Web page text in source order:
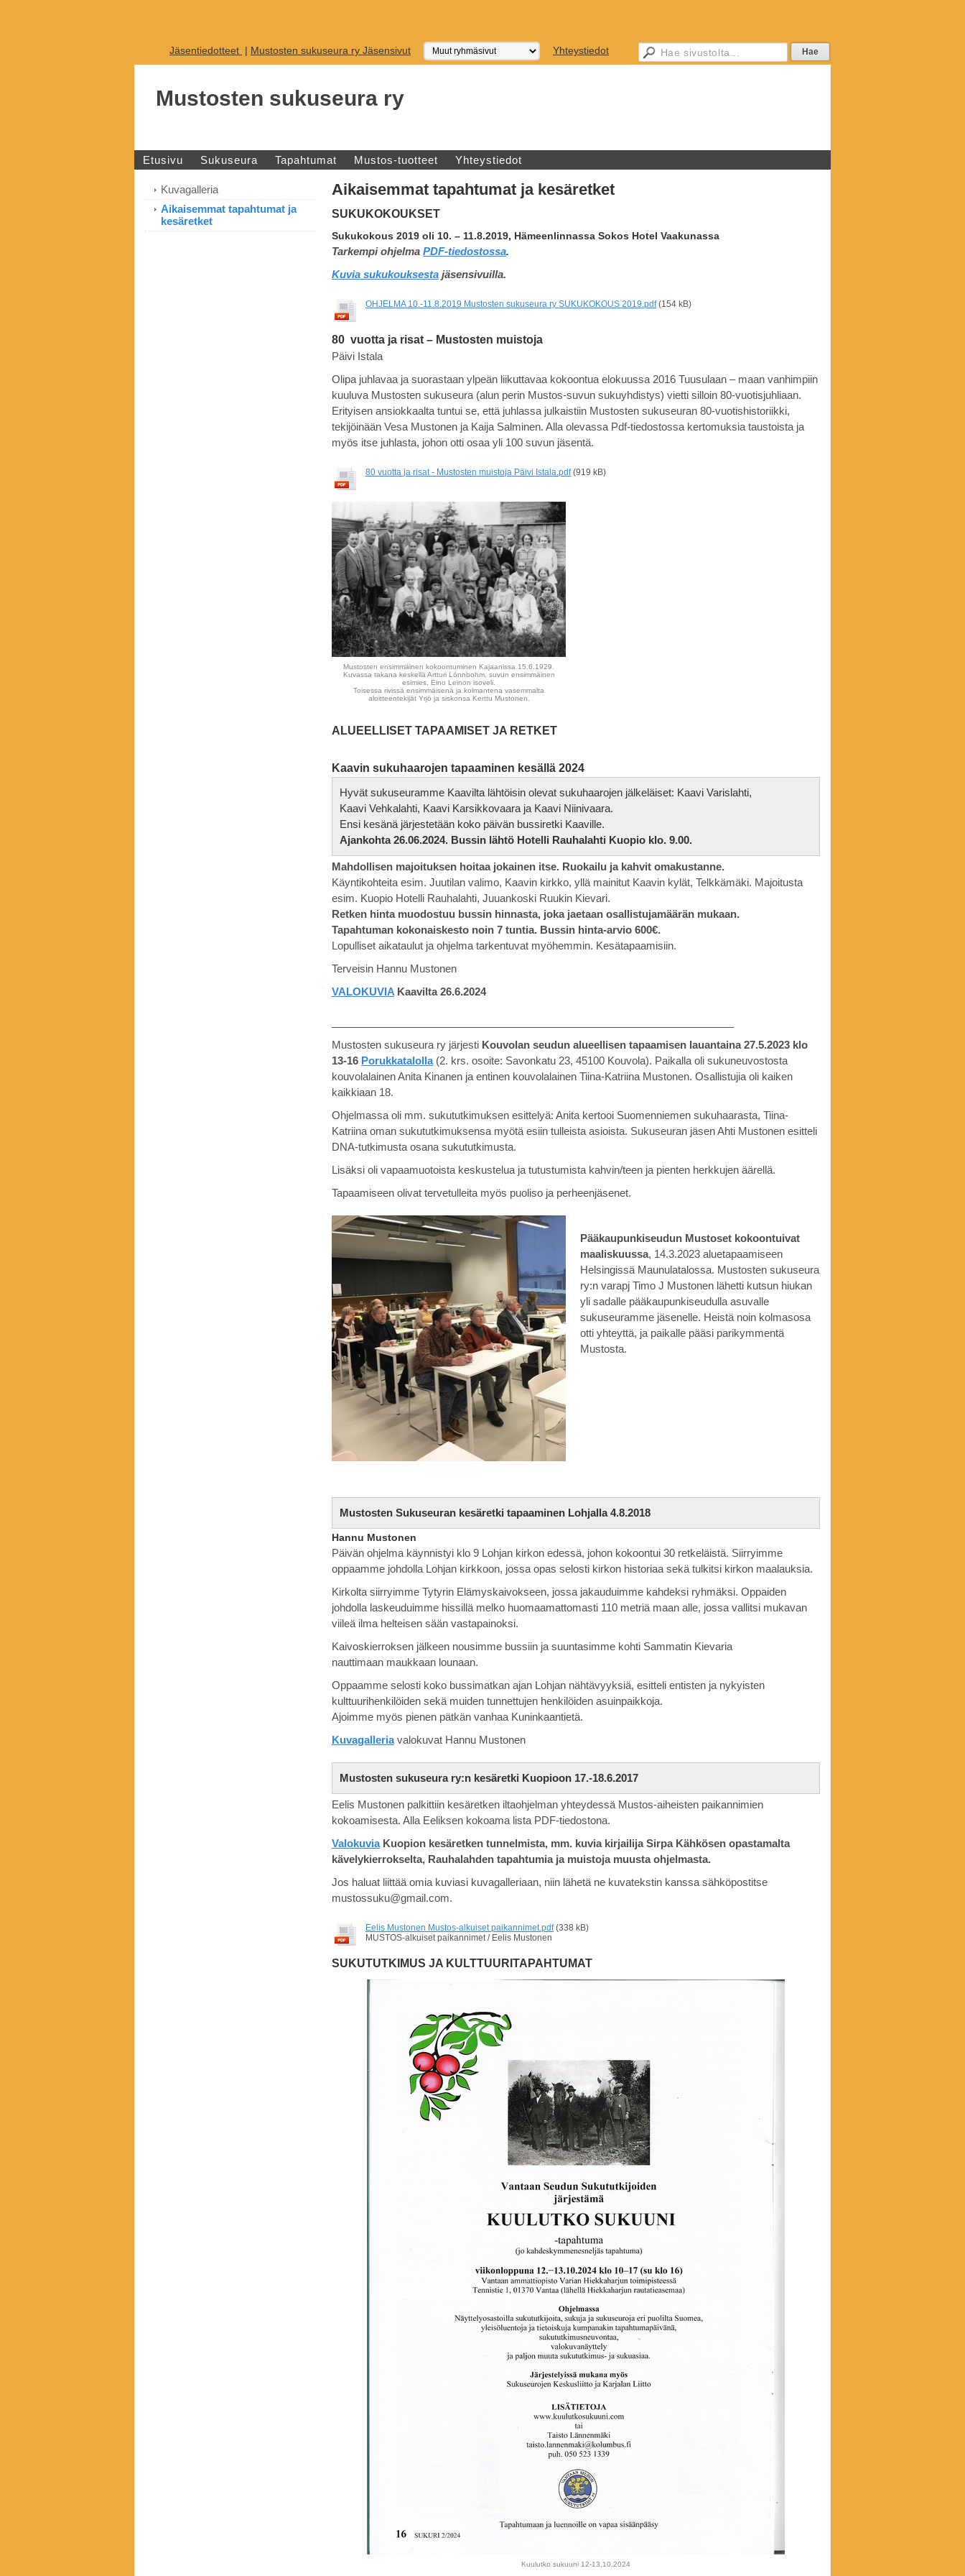
Jäsentiedotteet | Mustosten sukuseura ry Jäsensivut Yhteystiedot
Mustosten sukuseura ry
Etusivu Sukuseura Tapahtumat Mustos-tuotteet Yhteystiedot
Aikaisemmat tapahtumat ja kesäretket
SUKUKOKOUKSET
Sukukokous 2019 oli 10. – 11.8.2019, Hämeenlinnassa Sokos Hotel Vaakunassa
Tarkempi ohjelma PDF-tiedostossa.
Kuvia sukukouksesta jäsensivuilla.
OHJELMA 10.-11.8.2019 Mustosten sukuseura ry SUKUKOKOUS 2019.pdf (154 kB)
80 vuotta ja risat – Mustosten muistoja
Päivi Istala
Olipa juhlavaa ja suorastaan ylpeän liikuttavaa kokoontua elokuussa 2016 Tuusulaan – maan vanhimpiin
kuuluva Mustosten sukuseura (alun perin Mustos-suvun sukuyhdistys) vietti silloin 80-vuotisjuhliaan.
Erityisen ansiokkaalta tuntui se, että juhlassa julkaistiin Mustosten sukuseuran 80-vuotishistoriikki,
tekijöinään Vesa Mustonen ja Kaija Salminen. Alla olevassa Pdf-tiedostossa kertomuksia taustoista ja
myös itse juhlasta, johon otti osaa yli 100 suvun jäsentä.
80 vuotta ja risat - Mustosten muistoja Päivi Istala.pdf (919 kB)
Mustosten ensimmäinen kokoontuminen Kajaanissa 15.6.1929.
Kuvassa takana keskellä Artturi Lönnbohm, suvun ensimmäinen
esimies, Eino Leinon isoveli.
Toisessa rivissä ensimmäisenä ja kolmantena vasemmalta
aloitteentekijät Yrjö ja siskonsa Kerttu Mustonen.
ALUEELLISET TAPAAMISET JA RETKET
Kaavin sukuhaarojen tapaaminen kesällä 2024
Hyvät sukuseuramme Kaavilta lähtöisin olevat sukuhaarojen jälkeläiset: Kaavi Varislahti,
Kaavi Vehkalahti, Kaavi Karsikkovaara ja Kaavi Niinivaara.
Ensi kesänä järjestetään koko päivän bussiretki Kaaville.
Ajankohta 26.06.2024. Bussin lähtö Hotelli Rauhalahti Kuopio klo. 9.00.
Mahdollisen majoituksen hoitaa jokainen itse. Ruokailu ja kahvit omakustanne.
Käyntikohteita esim. Juutilan valimo, Kaavin kirkko, yllä mainitut Kaavin kylät, Telkkämäki. Majoitusta
esim. Kuopio Hotelli Rauhalahti, Juuankoski Ruukin Kievari.
Retken hinta muodostuu bussin hinnasta, joka jaetaan osallistujamäärän mukaan.
Tapahtuman kokonaiskesto noin 7 tuntia. Bussin hinta-arvio 600€.
Lopulliset aikataulut ja ohjelma tarkentuvat myöhemmin. Kesätapaamisiin.
Terveisin Hannu Mustonen
VALOKUVIA Kaavilta 26.6.2024
Mustosten sukuseura ry järjesti Kouvolan seudun alueellisen tapaamisen lauantaina 27.5.2023 klo
13-16 Porukkatalolla (2. krs. osoite: Savonkatu 23, 45100 Kouvola). Paikalla oli sukuneuvostosta
kouvolalainen Anita Kinanen ja entinen kouvolalainen Tiina-Katriina Mustonen. Osallistujia oli kaiken
kaikkiaan 18.
Ohjelmassa oli mm. sukututkimuksen esittelyä: Anita kertooi Suomenniemen sukuhaarasta, Tiina-
Katriina oman sukututkimuksensa myötä esiin tulleista asioista. Sukuseuran jäsen Ahti Mustonen esitteli
DNA-tutkimusta osana sukututkimusta.
Lisäksi oli vapaamuotoista keskustelua ja tutustumista kahvin/teen ja pienten herkkujen äärellä.
Tapaamiseen olivat tervetulleita myös puoliso ja perheenjäsenet.
Pääkaupunkiseudun Mustoset kokoontuivat
maaliskuussa, 14.3.2023 aluetapaamiseen
Helsingissä Maunulatalossa. Mustosten sukuseura
ry:n varapj Timo J Mustonen lähetti kutsun hiukan
yli sadalle pääkaupunkiseudulla asuvalle
sukuseuramme jäsenelle. Heistä noin kolmasosa
otti yhteyttä, ja paikalle pääsi parikymmentä
Mustosta.
Mustosten Sukuseuran kesäretki tapaaminen Lohjalla 4.8.2018
Hannu Mustonen
Päivän ohjelma käynnistyi klo 9 Lohjan kirkon edessä, johon kokoontui 30 retkeläistä. Siirryimme
oppaamme johdolla Lohjan kirkkoon, jossa opas selosti kirkon historiaa sekä tulkitsi kirkon maalauksia.
Kirkolta siirryimme Tytyrin Elämyskaivokseen, jossa jakauduimme kahdeksi ryhmäksi. Oppaiden
johdolla laskeuduimme hissillä melko huomaamattomasti 110 metriä maan alle, jossa vallitsi mukavan
viileä ilma helteisen sään vastapainoksi.
Kaivoskierroksen jälkeen nousimme bussiin ja suuntasimme kohti Sammatin Kievaria
nauttimaan maukkaan lounaan.
Oppaamme selosti koko bussimatkan ajan Lohjan nähtävyyksiä, esitteli entisten ja nykyisten
kulttuurihenkilöiden sekä muiden tunnettujen henkilöiden asuinpaikkoja.
Ajoimme myös pienen pätkän vanhaa Kuninkaantietä.
Kuvagalleriavalokuvat Hannu Mustonen
Mustosten sukuseura ry:n kesäretki Kuopioon 17.-18.6.2017
Eelis Mustonen palkittiin kesäretken iltaohjelman yhteydessä Mustos-aiheisten paikannimien
kokoamisesta. Alla Eeliksen kokoama lista PDF-tiedostona.
ValokuviaKuopion kesäretken tunnelmista, mm. kuvia kirjailija Sirpa Kähkösen opastamalta
kävelykierrokselta, Rauhalahden tapahtumia ja muistoja muusta ohjelmasta.
Jos haluat liittää omia kuviasi kuvagalleriaan, niin lähetä ne kuvatekstin kanssa sähköpostitse
mustossuku@gmail.com.
Eelis Mustonen Mustos-alkuiset paikannimet.pdf (338 kB)
MUSTOS-alkuiset paikannimet / Eelis Mustonen
SUKUTUTKIMUS JA KULTTUURITAPAHTUMAT
Kuulutko sukuuni 12-13.10.2024
Kuvagalleria
Aikaisemmat tapahtumat ja
kesäretket